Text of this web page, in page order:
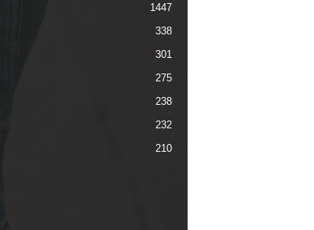
1447
338
301
275
238
232
210